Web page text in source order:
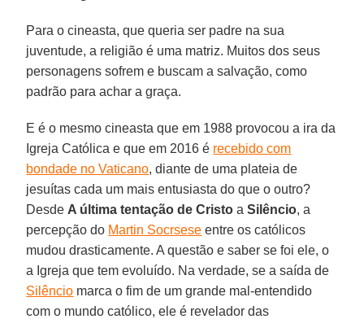
Para o cineasta, que queria ser padre na sua
juventude, a religião é uma matriz. Muitos dos seus
personagens sofrem e buscam a salvação, como
padrão para achar a graça.
E é o mesmo cineasta que em 1988 provocou a ira da
Igreja Católica e que em 2016 é recebido com
bondade no Vaticano, diante de uma plateia de
jesuítas cada um mais entusiasta do que o outro?
Desde A última tentação de Cristo aSilêncio, a
percepção do Martin Socrsese entre os católicos
mudou drasticamente. A questão e saber se foi ele, o
a Igreja que tem evoluído. Na verdade, se a saída de
Silêncio marca o fim de um grande mal-entendido
com o mundo católico, ele é revelador das